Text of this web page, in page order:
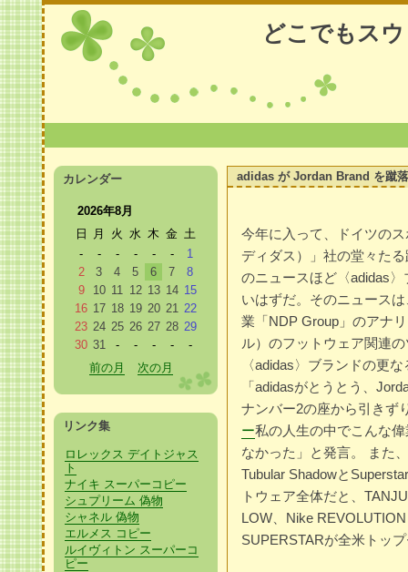
どこでもス
adidas が Jordan Brand を蹴
今年に入って、ドイツの
ディダス）」社の堂々た
のニュースほど〈adidas
いはずだ。そのニュース
業「NDP Group」のアナ
ル）のフットウェア関連
〈adidas〉ブランドの更
「adidasがとうとう、
ナンバー2の座から引きず
ー私の人生の中でこんな
なかった」と発言。 また
Tubular Shadowと
トウェア全体だと、
LOW、Nike
SUPERSTARが全米トッ
カレンダー
2026年8月
日
月 火 水 木 金 土
-
- - - - -
1
2
3 4 5 6 7
8
9
10 11 12 13 14 15
16 17 18 19 20 21 22
23 24 25 26 27 28 29
30 31 - - - -
-
前の月
次の月
リンク集
ロレックス デイトジャス
ト
ナイキ スーパーコピー
シュプリーム 偽物
シャネル 偽物
エルメス コピー
ルイヴィトン スーパーコ
ピー